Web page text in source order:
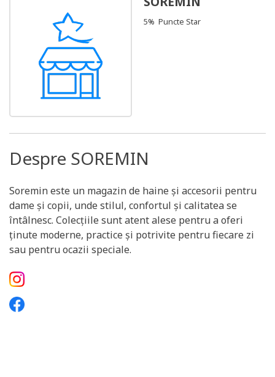
5% Puncte Star
Despre SOREMIN
Soremin este un magazin de haine și accesorii pentru
dame și copii, unde stilul, confortul și calitatea se
întâlnesc. Colecțiile sunt atent alese pentru a oferi
ținute moderne, practice și potrivite pentru fiecare zi
sau pentru ocazii speciale.